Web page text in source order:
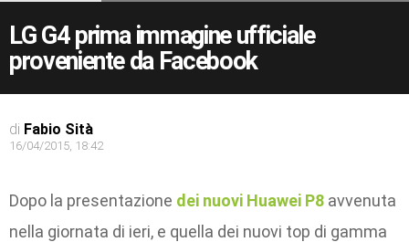
LG G4 prima immagine ufficiale
proveniente da Facebook
di Fabio Sità
16/04/2015, 18:42
Dopo la presentazione dei nuovi Huawei P8 avvenuta
nella giornata di ieri, e quella dei nuovi top di gamma